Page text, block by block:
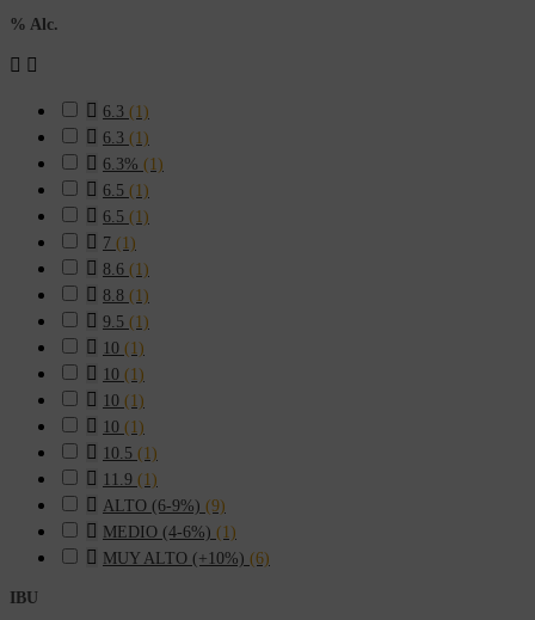
% Alc.
 
 6.3 (1)
 6.3 (1)
 6.3% (1)
 6.5 (1)
 6.5 (1)
 7 (1)
 8.6 (1)
 8.8 (1)
 9.5 (1)
 10 (1)
 10 (1)
 10 (1)
 10 (1)
 10.5 (1)
 11.9 (1)
 ALTO (6-9%) (9)
 MEDIO (4-6%) (1)
 MUY ALTO (+10%) (6)
IBU